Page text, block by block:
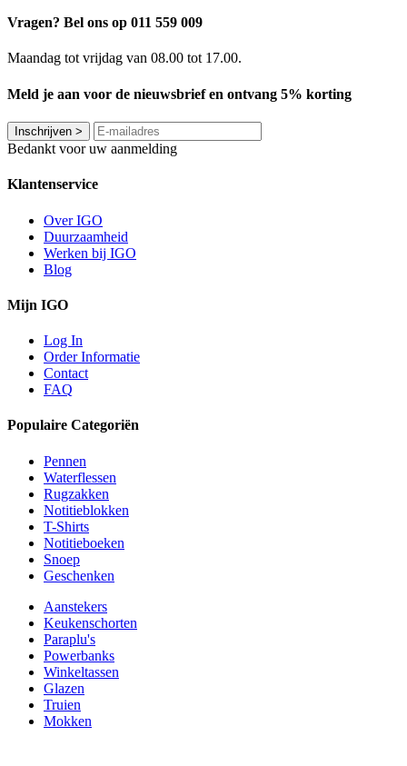
Vragen? Bel ons op 011 559 009
Maandag tot vrijdag van 08.00 tot 17.00.
Meld je aan voor de nieuwsbrief en ontvang 5% korting
Inschrijven >
Bedankt voor uw aanmelding
Klantenservice
Over IGO
Duurzaamheid
Werken bij IGO
Blog
Mijn IGO
Log In
Order Informatie
Contact
FAQ
Populaire Categoriën
Pennen
Waterflessen
Rugzakken
Notitieblokken
T-Shirts
Notitieboeken
Snoep
Geschenken
Aanstekers
Keukenschorten
Paraplu's
Powerbanks
Winkeltassen
Glazen
Truien
Mokken